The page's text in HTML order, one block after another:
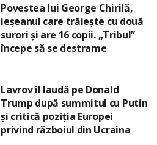
Povestea lui George Chirilă,
ieșeanul care trăiește cu două
surori și are 16 copii. „Tribul”
începe să se destrame
Lavrov îl laudă pe Donald
Trump după summitul cu Putin
și critică poziția Europei
privind războiul din Ucraina